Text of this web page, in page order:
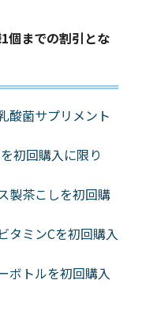
個までの割引とな
菌サプリメント
初回購入に限り
製茶こしを初回購
ミンCを初回購入
ボトルを初回購入